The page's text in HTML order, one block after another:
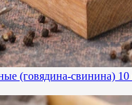
(говядина-свинина) 10